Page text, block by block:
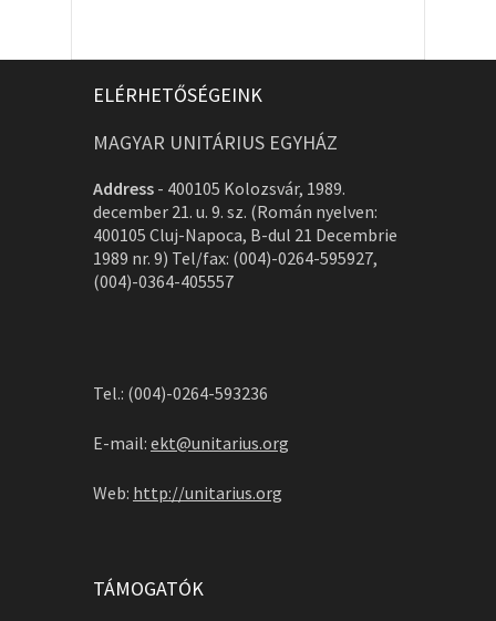
ELÉRHETŐSÉGEINK
MAGYAR UNITÁRIUS EGYHÁZ
Address - 400105 Kolozsvár, 1989.
december 21. u. 9. sz. (Román nyelven:
400105 Cluj-Napoca, B-dul 21 Decembrie
1989 nr. 9) Tel/fax: (004)-0264-595927,
(004)-0364-405557
Tel.: (004)-0264-593236
E-mail: ekt@unitarius.org
Web: http://unitarius.org
TÁMOGATÓK